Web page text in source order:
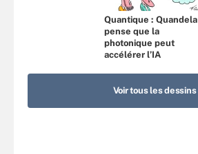
Quantique : Quandela
pense que la
photonique peut
accélérer l’IA
Voir tous les dessins